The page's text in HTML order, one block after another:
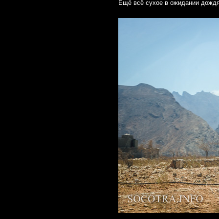
Ещё всё сухое в ожидании